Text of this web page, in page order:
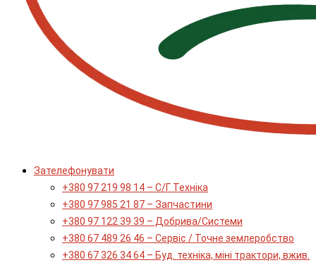
Зателефонувати
+380 97 219 98 14 – С/Г Техніка
+380 97 985 21 87 – Запчастини
+380 97 122 39 39 – Добрива/Cистеми
+380 67 489 26 46 – Сервіс / Точне землеробство
+380 67 326 34 64 – Буд. техніка, міні трактори, вжив.